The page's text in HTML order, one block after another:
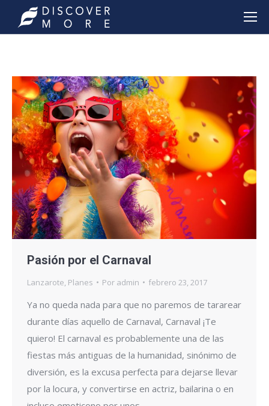
Pasión por el Carnaval
Lanzarote, Planes Por admin febrero 23, 2017
Ya no queda nada para que no paremos de tararear
durante días aquello de Carnaval, Carnaval ¡Te
quiero! El carnaval es probablemente una de las
fiestas más antiguas de la humanidad, sinónimo de
diversión, es la excusa perfecta para dejarse llevar
por la locura, y convertirse en actriz, bailarina o en